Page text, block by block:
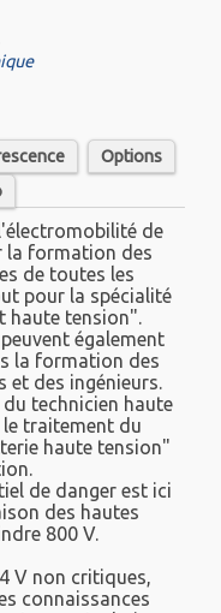
Options
de
la formation des
de toutes les
pour la spécialité
haute tension".
également
la formation des
et des ingénieurs.
technicien haute
traitement du
haute tension"
de danger est ici
des hautes
800 V.
V non critiques,
connaissances